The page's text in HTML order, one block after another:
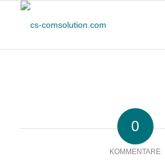
0
KOMMENTARE